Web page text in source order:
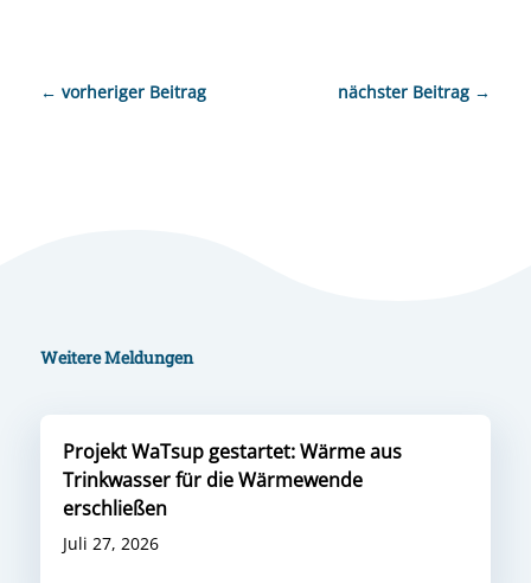
← vorheriger Beitrag nächster Beitrag →
Weitere Meldungen
Projekt WaTsup gestartet: Wärme aus
Trinkwasser für die Wärmewende
erschließen
Juli 27, 2026